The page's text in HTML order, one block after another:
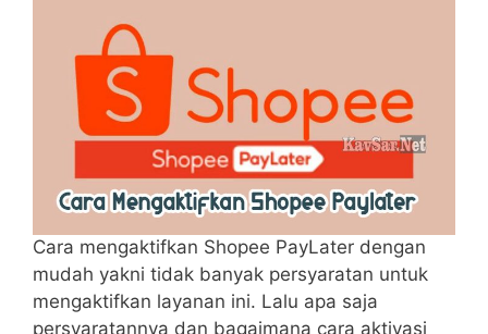
Cara mengaktifkan Shopee PayLater dengan
mudah yakni tidak banyak persyaratan untuk
mengaktifkan layanan ini. Lalu apa saja
persyaratannya dan bagaimana cara aktivasi